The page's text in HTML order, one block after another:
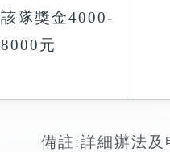
該隊獎金4000-
8000元
備註:詳細辦法及